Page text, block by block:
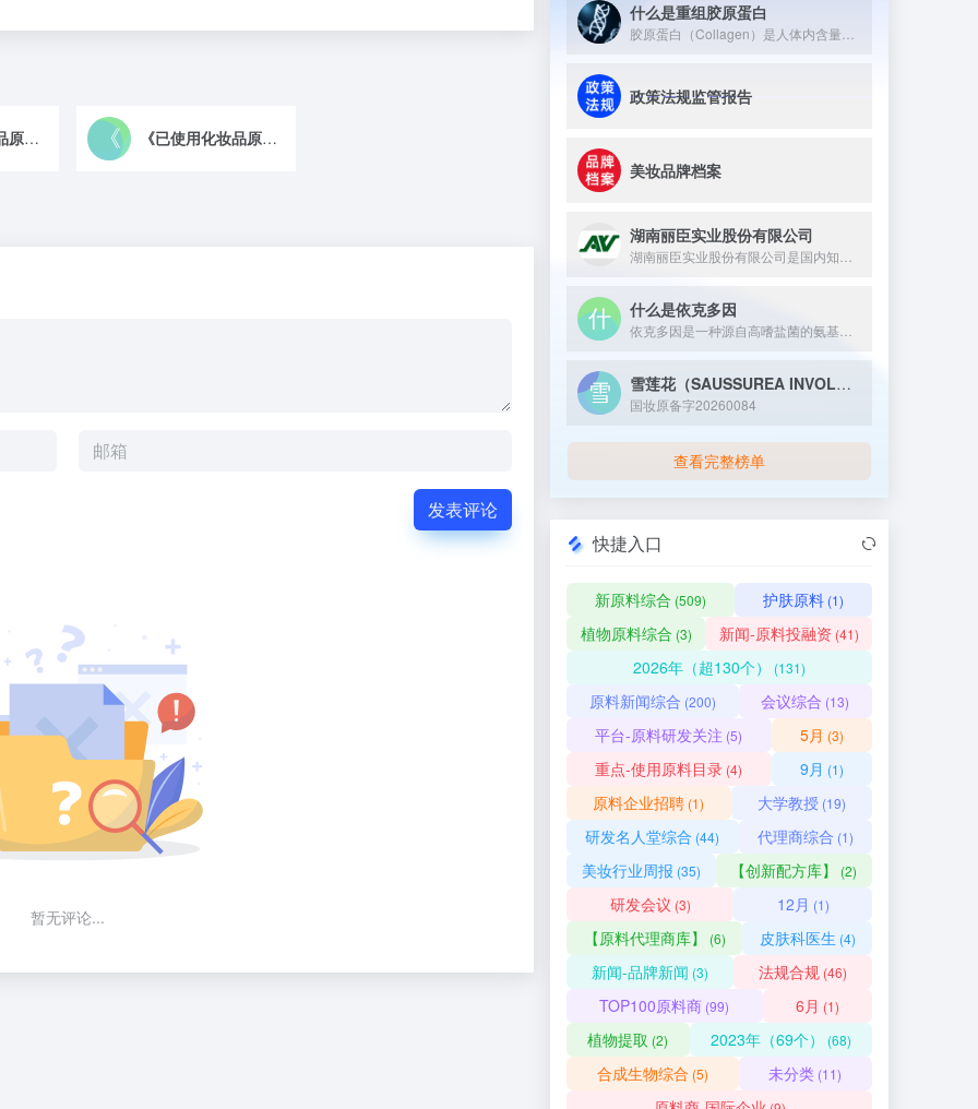
《已使用化妆品原料目录》调整说明（2025年6月23日） 《已使用化妆品原料目录》II
发表评论
暂无评论...
什么是重组胶原蛋白
政策法规监管报告
美妆品牌档案
湖南丽臣实业股份有限公司
什么是依克多因
雪莲花（SAUSSUREA INVOLUCRATA）愈伤组织培养物提取物
国妆原备字20260084
查看完整榜单
快捷入口
新原料综合 (509) 护肤原料 (1)
植物原料综合 (3) 新闻-原料投融资 (41)
2026年（超130个） (131)
原料新闻综合 (200) 会议综合 (13)
平台-原料研发关注 (5) 5月 (3)
重点-使用原料目录 (4) 9月 (1)
原料企业招聘 (1) 大学教授(19)
研发名人堂综合 (44) 代理商综合 (1)
美妆行业周报 (35) 【创新配方库】 (2)
研发会议 (3) 12月 (1)
【原料代理商库】 (6) 皮肤科医生 (4)
新闻-品牌新闻 (3) 法规合规 (46)
TOP100原料商 (99) 6月 (1)
植物提取 (2) 2023年（69个） (68)
合成生物综合 (5) 未分类 (11)